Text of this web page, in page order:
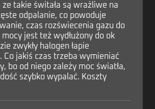
ze takie świtała są wrażliwe na
odpalanie, co powoduje
czas rozświecenia gazu do
jest też wydłużony do ok
zwykły halogen łapie
Co jakiś czas trzeba wymieniać
bo od niego zależy moc światła,
szybko wypalać. Koszty